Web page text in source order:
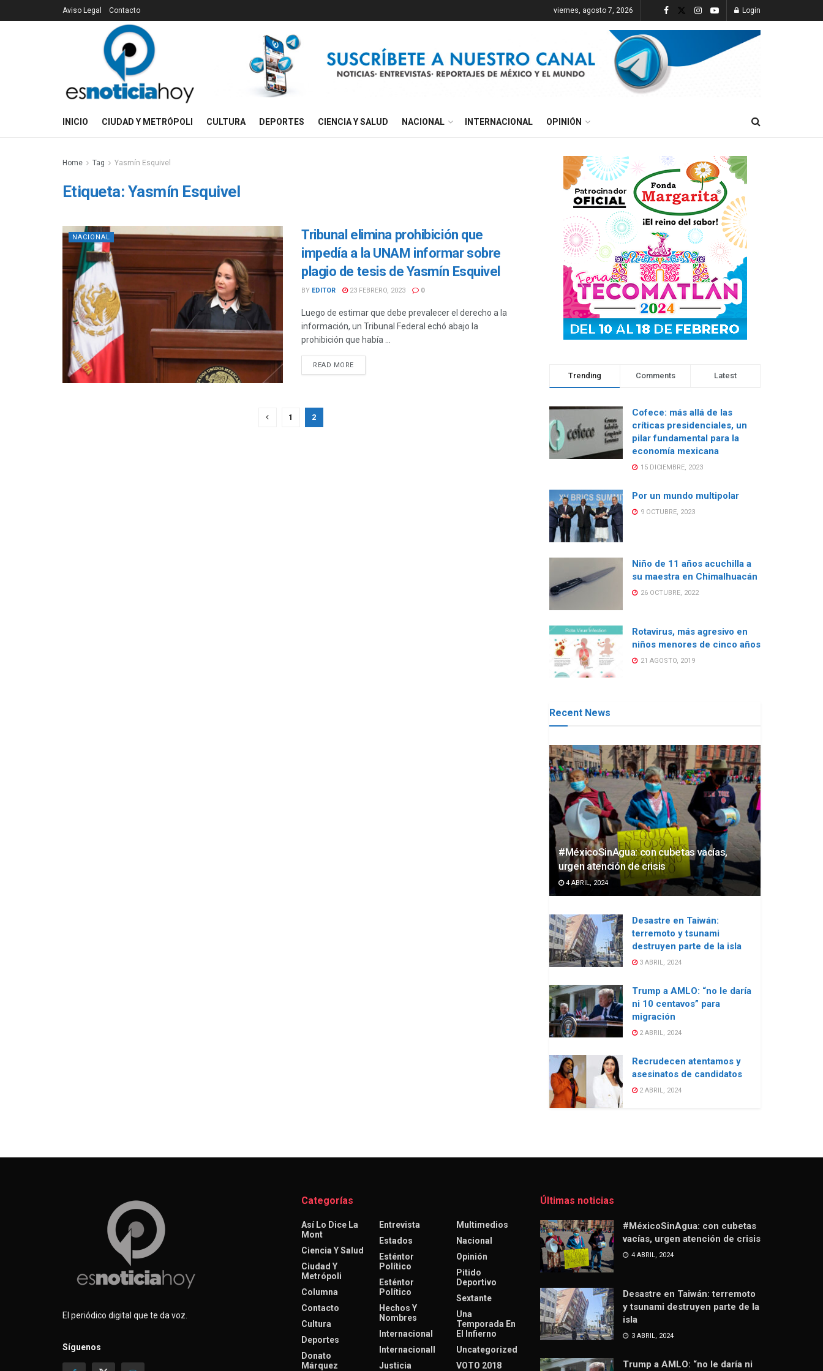
Aviso Legal Contacto viernes, agosto 7, 2026 Login
INICIO CIUDAD Y METRÓPOLI CULTURA DEPORTES CIENCIA Y SALUD NACIONAL INTERNACIONAL OPINIÓN
Home Tag Yasmín Esquivel
Etiqueta: Yasmín Esquivel
NACIONAL
Tribunal elimina prohibición que
impedía a la UNAM informar sobre
plagio de tesis de Yasmín Esquivel
BY EDITOR 23 FEBRERO, 2023 0
Luego de estimar que debe prevalecer el derecho a la
información, un Tribunal Federal echó abajo la
prohibición que había ...
READ MOREDETAILS
1 2
Trending Comments Latest
Cofece: más allá de las
críticas presidenciales, un
pilar fundamental para la
economía mexicana
15 DICIEMBRE, 2023
Por un mundo multipolar
9 OCTUBRE, 2023
Niño de 11 años acuchilla a
su maestra en Chimalhuacán
26 OCTUBRE, 2022
Rotavirus, más agresivo en
niños menores de cinco años
21 AGOSTO, 2019
Recent News
#MéxicoSinAgua: con cubetas vacías,
urgen atención de crisis
4 ABRIL, 2024
Desastre en Taiwán:
terremoto y tsunami
destruyen parte de la isla
3 ABRIL, 2024
Trump a AMLO: “no le daría
ni 10 centavos” para
migración
2 ABRIL, 2024
Recrudecen atentamos y
asesinatos de candidatos
2 ABRIL, 2024
El periódico digital que te da voz.
Síguenos
Categorías
Así Lo Dice La
Mont
Ciencia Y Salud
Ciudad Y
Metrópoli
Columna
Contacto
Cultura
Deportes
Donato
Márquez
Entrevista
Estados
Esténtor
Político
Esténtor
Político
Hechos Y
Nombres
Internacional
Internacionall
Justicia
Multimedios
Nacional
Opinión
Pitido
Deportivo
Sextante
Una
Temporada En
El Infierno
Uncategorized
VOTO 2018
Últimas noticias
#MéxicoSinAgua: con cubetas
vacías, urgen atención de crisis
4 ABRIL, 2024
Desastre en Taiwán: terremoto
y tsunami destruyen parte de la
isla
3 ABRIL, 2024
Trump a AMLO: “no le daría ni